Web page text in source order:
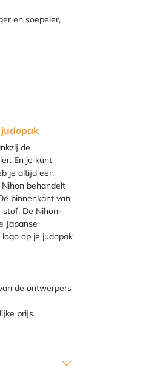
en soepeler,
judopak
de
En je kunt
je altijd een
behandelt
binnenkant van
De Nihon-
Japanse
op je judopak
de ontwerpers
prijs.